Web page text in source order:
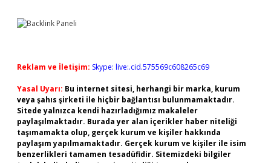
Reklam ve İletişim: Skype: live:.cid.575569c608265c69
Yasal Uyarı: Bu internet sitesi, herhangi bir marka, kurum
veya şahıs şirketi ile hiçbir bağlantısı bulunmamaktadır.
Sitede yalnızca kendi hazırladığımız makaleler
paylaşılmaktadır. Burada yer alan içerikler haber niteliği
taşımamakta olup, gerçek kurum ve kişiler hakkında
paylaşım yapılmamaktadır. Gerçek kurum ve kişiler ile isim
benzerlikleri tamamen tesadüfidir. Sitemizdeki bilgiler